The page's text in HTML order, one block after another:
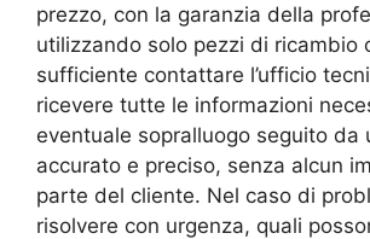
prezzo, con la garanzia della
utilizzando solo pezzi di ricambio
sufficiente contattare l’ufficio
ricevere tutte le informazioni
eventuale sopralluogo seguito da
accurato e preciso, senza alcun
parte del cliente. Nel caso di
risolvere con urgenza, quali